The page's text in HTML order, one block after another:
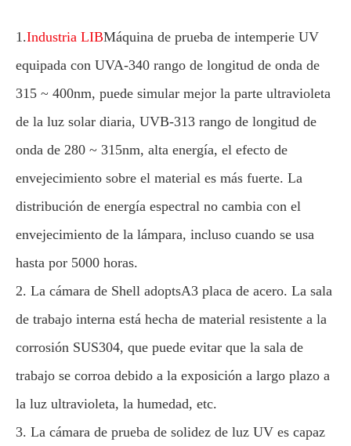
1.Industria LIBMáquina de prueba de intemperie UV
equipada con UVA-340 rango de longitud de onda de
315 ~ 400nm, puede simular mejor la parte ultravioleta
de la luz solar diaria, UVB-313 rango de longitud de
onda de 280 ~ 315nm, alta energía, el efecto de
envejecimiento sobre el material es más fuerte. La
distribución de energía espectral no cambia con el
envejecimiento de la lámpara, incluso cuando se usa
hasta por 5000 horas.
2. La cámara de Shell adoptsA3 placa de acero. La sala
de trabajo interna está hecha de material resistente a la
corrosión SUS304, que puede evitar que la sala de
trabajo se corroa debido a la exposición a largo plazo a
la luz ultravioleta, la humedad, etc.
3. La cámara de prueba de solidez de luz UV es capaz